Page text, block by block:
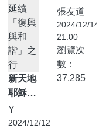
新天地
耶穌教
會李萬
熙總會
Y
2024/12/12
讀經班
第220
講
MVI0281
張友道
2024/12/14
21:00
瀏覽次
數：
37,285